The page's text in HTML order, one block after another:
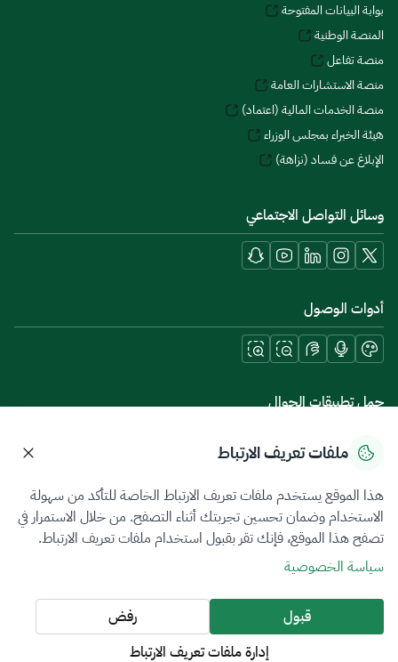
بوابة البيانات المفتوحة
المنصة الوطنية
منصة تفاعل
منصة الاستشارات العامة
منصة الخدمات المالية (اعتماد)
هيئة الخبراء بمجلس الوزراء
الإبلاغ عن فساد (نزاهة)
وسائل التواصل الاجتماعي
أدوات الوصول
حمل تطبيقات الجوال
سياسة الخصوصيةشروط الاستخدامخريطة الموقع
جميع الحقوق محفوظة 2026 © ZATCA.GOV.SA
تم تطويره وصيانته بواسطة هيئة الزكاة والضريبة والجمارك
آخر تحديث للموقع في
ملفات تعريف الارتباط
هذا الموقع يستخدم ملفات تعريف الارتباط الخاصة للتأكد من سهولة
الاستخدام وضمان تحسين تجربتك أثناء التصفح. من خلال الاستمرار في
تصفح هذا الموقع، فإنك تقر بقبول استخدام ملفات تعريف الارتباط.
سياسة الخصوصية
قبول
رفض
إدارة ملفات تعريف الارتباط